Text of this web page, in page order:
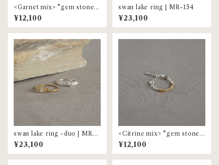
<Garnet mix> "gem stone"
beaded ring | MR-153
¥12,100
swan lake ring | MR-154
¥23,100
swan lake ring -duo | MR-1
55
¥23,100
<Citrine mix> "gem stone"
beaded ring | MR-153
¥12,100